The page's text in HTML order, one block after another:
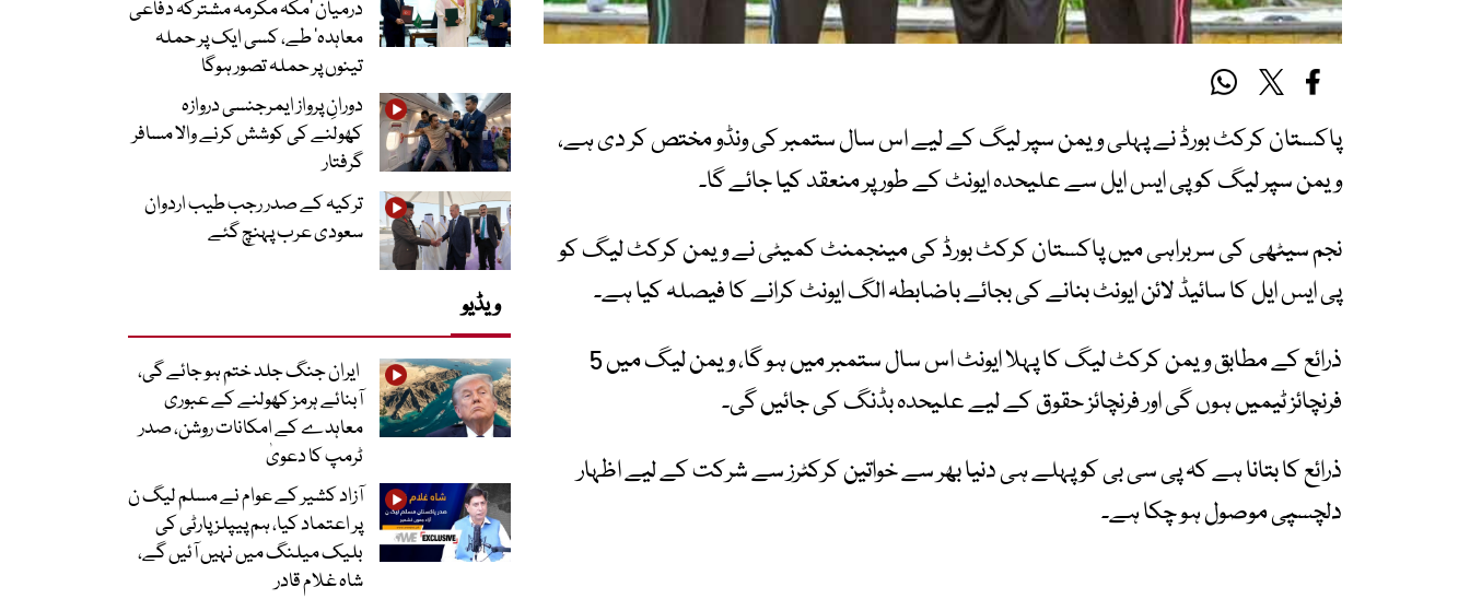
پاکستان کرکٹ بورڈ نے پہلی ویمن سپر لیگ کے لیے اس سال ستمبر کی ونڈو مختص کر دی ہے،
ویمن سپر لیگ کو پی ایس ایل سے علیحدہ ایونٹ کے طور پر منعقد کیا جائے گا۔
نجم سیٹھی کی سربراہی میں پاکستان کرکٹ بورڈ کی مینجمنٹ کمیٹی نے ویمن کرکٹ لیگ کو
پی ایس ایل کا سائیڈ لائن ایونٹ بنانے کی بجائے باضابطہ الگ ایونٹ کرانے کا فیصلہ کیا ہے۔
ذرائع کے مطابق ویمن کرکٹ لیگ کا پہلا ایونٹ اس سال ستمبر میں ہو گا، ویمن لیگ میں 5
فرنچائز ٹیمیں ہوں گی اور فرنچائز حقوق کے لیے علیحدہ بڈنگ کی جائیں گی۔
ذرائع کا بتانا ہے کہ پی سی بی کو پہلے ہی دنیا بھر سے خواتین کرکٹرز سے شرکت کے لیے اظہار
دلچسپی موصول ہو چکا ہے۔
درمیان ’مکہ مکرمہ مشترکہ دفاعی
معاہدہ‘ طے، کسی ایک پر حملہ
تینوں پر حملہ تصور ہوگا
دورانِ پرواز ایمرجنسی دروازہ
کھولنے کی کوشش کرنے والا مسافر
گرفتار
ترکیہ کے صدر رجب طیب اردوان
سعودی عرب پہنچ گئے
ویڈیو
ایران جنگ جلد ختم ہو جائے گی،
آبنائے ہرمز کھولنے کے عبوری
معاہدے کے امکانات روشن، صدر
ٹرمپ کا دعویٰ
آزاد کشیر کے عوام نے مسلم لیگ ن
پر اعتماد کیا، ہم پیپلز پارٹی کی
بلیک میلنگ میں نہیں آئیں گے،
شاہ غلام قادر